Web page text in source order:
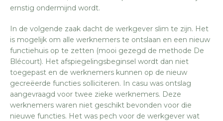
ernstig ondermijnd wordt.
In de volgende zaak dacht de werkgever slim te zijn. Het
is mogelijk om alle werknemers te ontslaan en een nieuw
functiehuis op te zetten (mooi gezegd de methode De
Blécourt). Het afspiegelingsbeginsel wordt dan niet
toegepast en de werknemers kunnen op de nieuw
gecreëerde functies solliciteren. In casu was ontslag
aangevraagd voor twee zieke werknemers. Deze
werknemers waren niet geschikt bevonden voor die
nieuwe functies. Het was pech voor de werkgever wat